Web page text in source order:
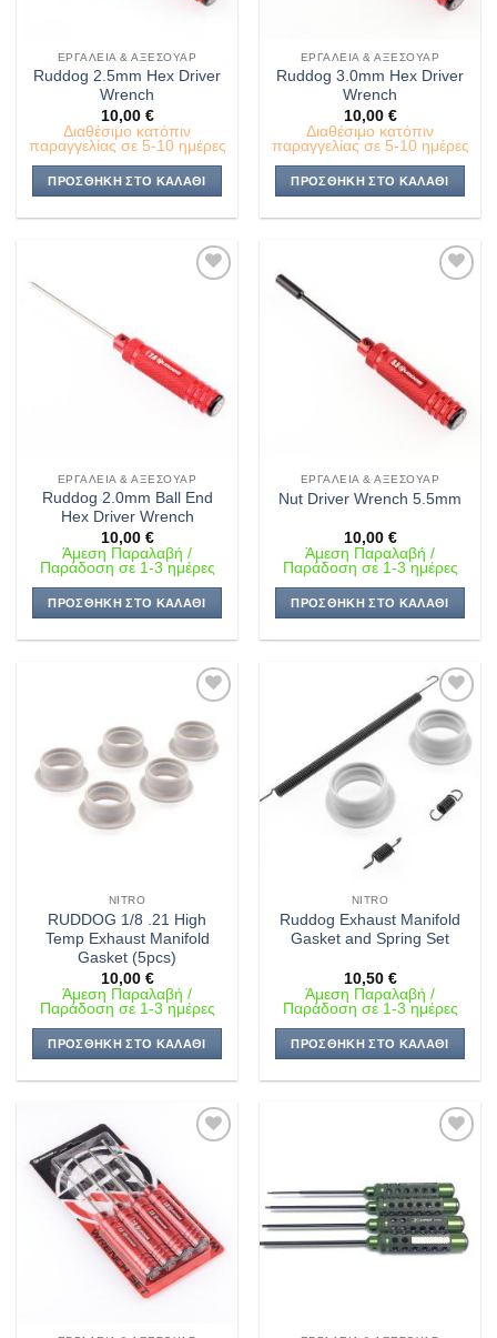
ΕΡΓΑΛΕΊΑ & ΑΞΕΣΟΥΆΡ
Ruddog 2.5mm Hex Driver
Wrench
10,00 €
Διαθέσιμο κατόπιν
παραγγελίας σε 5-10 ημέρες
ΠΡΟΣΘΉΚΗ ΣΤΟ ΚΑΛΆΘΙ
ΕΡΓΑΛΕΊΑ & ΑΞΕΣΟΥΆΡ
Ruddog 3.0mm Hex Driver
Wrench
10,00 €
Διαθέσιμο κατόπιν
παραγγελίας σε 5-10 ημέρες
ΠΡΟΣΘΉΚΗ ΣΤΟ ΚΑΛΆΘΙ
ΕΡΓΑΛΕΊΑ & ΑΞΕΣΟΥΆΡ
Ruddog 2.0mm Ball End
Hex Driver Wrench
10,00 €
Άμεση Παραλαβή /
Παράδοση σε 1-3 ημέρες
ΠΡΟΣΘΉΚΗ ΣΤΟ ΚΑΛΆΘΙ
ΕΡΓΑΛΕΊΑ & ΑΞΕΣΟΥΆΡ
Nut Driver Wrench 5.5mm
10,00 €
Άμεση Παραλαβή /
Παράδοση σε 1-3 ημέρες
ΠΡΟΣΘΉΚΗ ΣΤΟ ΚΑΛΆΘΙ
στην λίστα
επιθυμιών
NITRO
RUDDOG 1/8 .21 High
Temp Exhaust Manifold
Gasket (5pcs)
10,00 €
Άμεση Παραλαβή /
Παράδοση σε 1-3 ημέρες
ΠΡΟΣΘΉΚΗ ΣΤΟ ΚΑΛΆΘΙ
Πρόσθήκη
στην λίστα
επιθυμιών
NITRO
Ruddog Exhaust Manifold
Gasket and Spring Set
10,50 €
Άμεση Παραλαβή /
Παράδοση σε 1-3 ημέρες
ΠΡΟΣΘΉΚΗ ΣΤΟ ΚΑΛΆΘΙ
επιθυμιών
επιθυμιών